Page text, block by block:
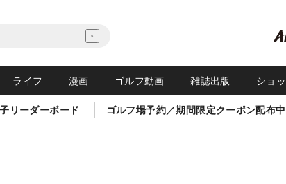
ライフ 漫画 ゴルフ動画 雑誌出版 ショ
リーダーボード ゴルフ場予約／期間限定クーポン配布中